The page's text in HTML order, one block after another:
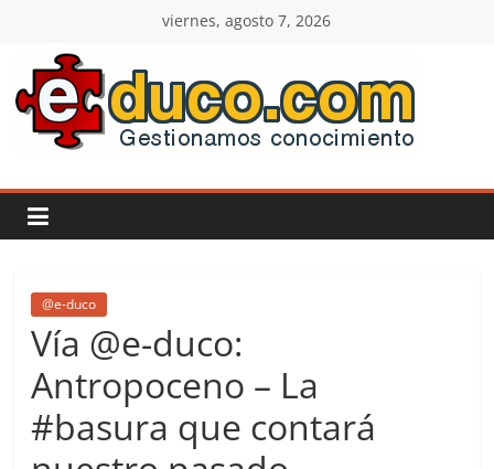
contenido
viernes, agosto 7, 2026
E-
duco:
Gestión
del
Conocimiento
Learn
@e-duco
Vía @e-duco:
Antropoceno – La
#basura que contará